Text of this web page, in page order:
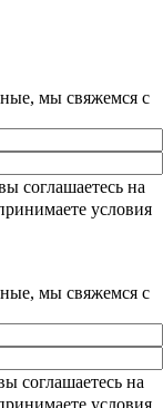
мы свяжемся с
соглашаетесь на
условия
мы свяжемся с
соглашаетесь на
условия